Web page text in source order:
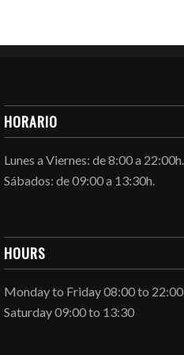
HORARIO
Lunes a Viernes: de 8:00 a 22:00h.
Sábados: de 09:00 a 13:30h.
HOURS
Monday to Friday 08:00 to 22:00
Saturday 09:00 to 13:30